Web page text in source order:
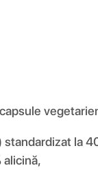
la
alicină,